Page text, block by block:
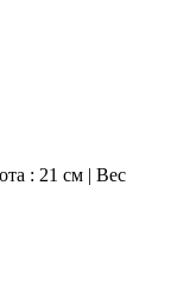
: 21 см | Вес